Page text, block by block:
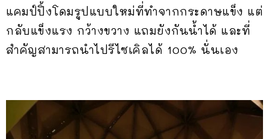
แคมป์ปิ้งโดมรูปแบบใหม่ที่ทำจากกระดาษแข็ง แต่
กลับแข็งแรง กว้างขวาง แถมยังกันน้ำได้ และที่
สำคัญสามารถนำไปรีไซเคิลได้ 100% นั่นเอง